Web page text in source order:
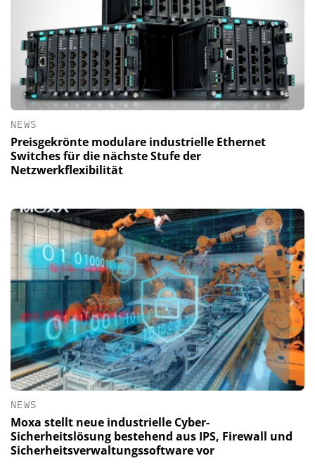
NEWS
Preisgekrönte modulare industrielle Ethernet
Switches für die nächste Stufe der
Netzwerkflexibilität
NEWS
Moxa stellt neue industrielle Cyber-
Sicherheitslösung bestehend aus IPS, Firewall und
Sicherheitsverwaltungssoftware vor